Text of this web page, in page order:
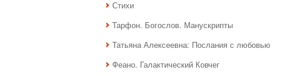
Стихи
Тарфон. Богослов. Манускрипты
Татьяна Алексеевна: Послания с любовью
Феано. Галактический Ковчег